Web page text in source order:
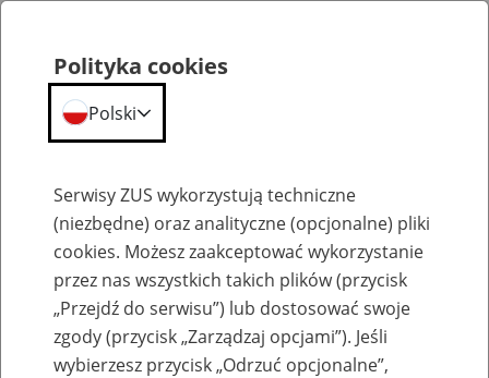
Szkolenia
Polityka cookies
Polski
Serwisy ZUS wykorzystują techniczne
(niezbędne) oraz analityczne (opcjonalne) pliki
cookies. Możesz zaakceptować wykorzystanie
przez nas wszystkich takich plików (przycisk
„Przejdź do serwisu”) lub dostosować swoje
zgody (przycisk „Zarządzaj opcjami”). Jeśli
wybierzesz przycisk „Odrzuć opcjonalne”,